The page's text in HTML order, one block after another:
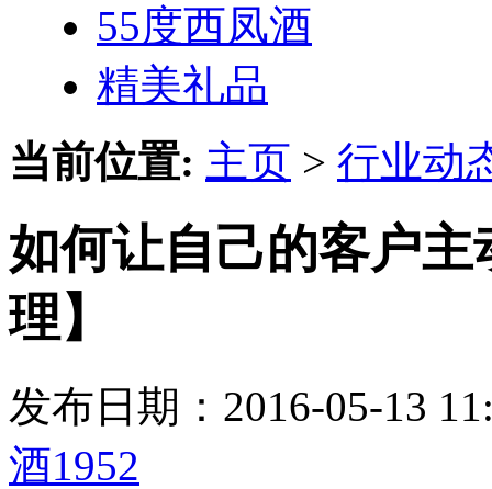
55度西凤酒
精美礼品
当前位置: 主页 > 行业动
如何让自己的客户主
理】
发布日期：2016-05-13
酒1952